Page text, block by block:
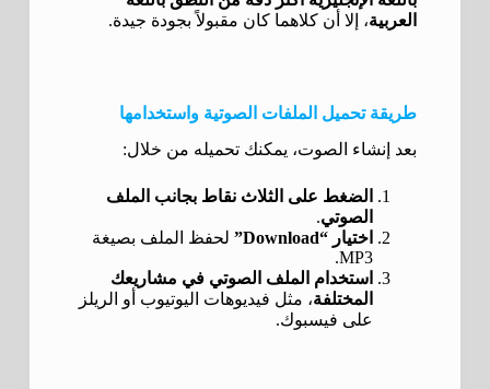
العربية، إلا أن كلاهما كان مقبولاً بجودة جيدة.
طريقة تحميل الملفات الصوتية واستخدامها
بعد إنشاء الصوت، يمكنك تحميله من خلال:
الضغط على الثلاث نقاط بجانب الملف
الصوتي.
اختيار “Download”
لحفظ الملف بصيغة
MP3.
استخدام الملف الصوتي في مشاريعك
المختلفة، مثل فيديوهات اليوتيوب أو الريلز
على فيسبوك.